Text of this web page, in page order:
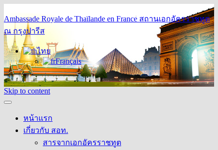
Ambassade Royale de Thaïlande en France สถานเอกอัครราชทูต
ณ กรุงปารีส
ไทย
Français
Skip to content
หน้าแรก
เกี่ยวกับ สอท.
สารจากเอกอัครราชทูต